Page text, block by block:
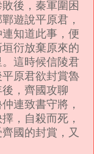
後，秦軍圍困
遊說平原君，
知道此事，便
衍放棄原來的
這時候信陵君
原君欲封賞魯
，齊國攻聊
連致書守將，
，自殺而死，
國的封賞，又